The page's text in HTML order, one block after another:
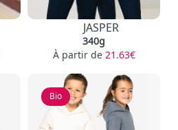
JASPER
340g
À partir de 21.63€
Bio